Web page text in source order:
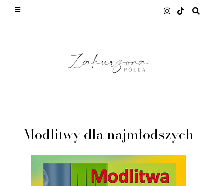
Modlitwy dla najmłodszych
This site uses cookies from Google to deliver its
quality of service, generate usage statistics, and
to detect and address abuse.
LEARN MORE